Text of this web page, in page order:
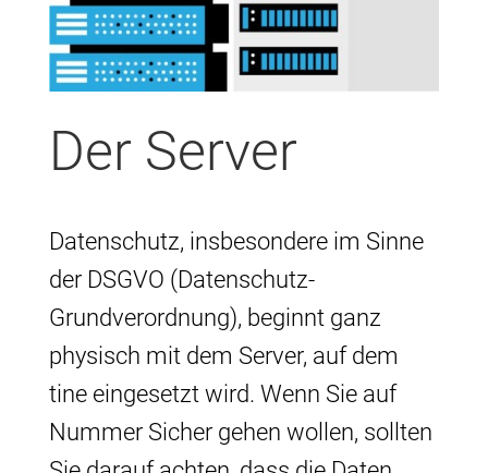
Der Server
Datenschutz, insbesondere im Sinne
der DSGVO (Datenschutz-
Grundverordnung), beginnt ganz
physisch mit dem Server, auf dem
tine eingesetzt wird. Wenn Sie auf
Nummer Sicher gehen wollen, sollten